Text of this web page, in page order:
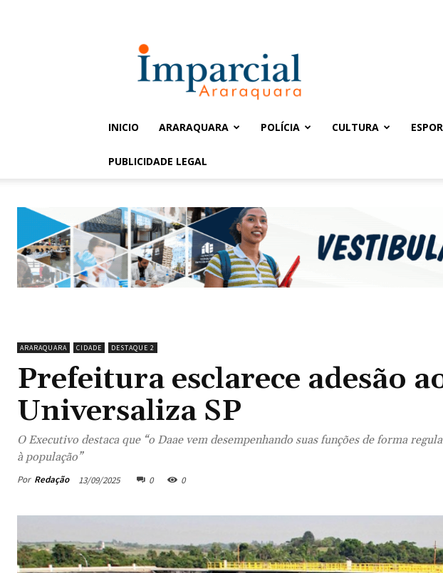
Imparcial
INICIO ARARAQUARA POLÍCIA CULTURA
PUBLICIDADE LEGAL
ARARAQUARA CIDADE DESTAQUE 2
Prefeitura esclarece adesão
Universaliza SP
O Executivo destaca que “o Daae vem desempenhando suas funções de forma
à população”
Por Redação 13/09/2025 0 0